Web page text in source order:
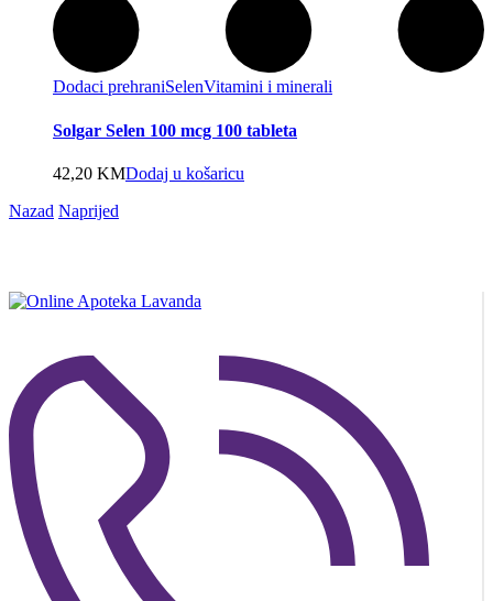
Dodaci prehraniSelenVitamini i minerali
Solgar Selen 100 mcg 100 tableta
42,20 KMDodaj u košaricu
Nazad Naprijed